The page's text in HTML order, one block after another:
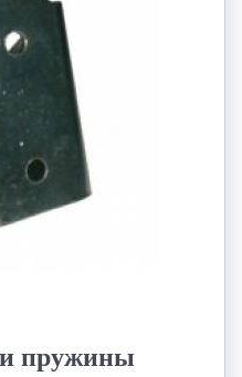
пружины